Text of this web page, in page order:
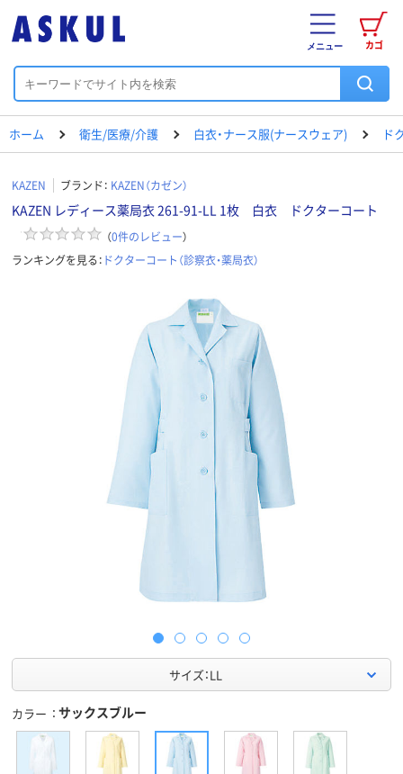
カゴ
メニュー
ホーム 衛生/医療/介護 白衣・ナース服(ナースウェア) ド
KAZEN ブランド： KAZEN（カゼン）
KAZEN レディース薬局衣 261-91-LL 1枚 白衣 ドクターコート
（0件のレビュー）
ランキングを見る： ドクターコート（診察衣・薬局衣）
サイズ：LL
カラー サックスブルー